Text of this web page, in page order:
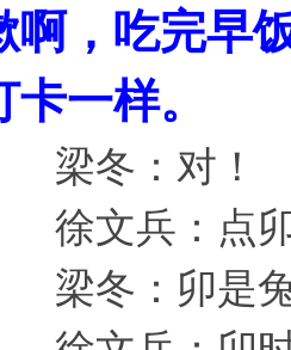
啊，吃完早
卡一样。
冬：对！
文兵：点卯
冬：卯是兔